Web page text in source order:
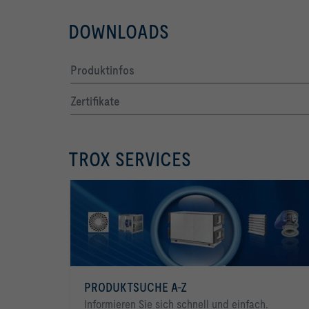
DOWNLOADS
Produktinfos
Zertifikate
TROX SERVICES
PRODUKTSUCHE A-Z
Informieren Sie sich schnell und einfach.